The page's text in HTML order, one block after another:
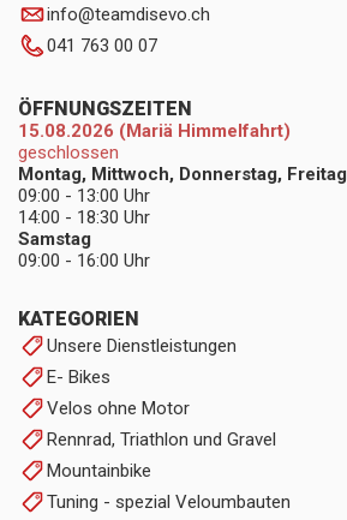
info@teamdisevo.ch
041 763 00 07
KATEGORIEN
Unsere Dienstleistungen
E- Bikes
Velos ohne Motor
Rennrad, Triathlon und Gravel
Mountainbike
Tuning - spezial Veloumbauten
ÖFFNUNGSZEITEN
15.08.2026 (Mariä Himmelfahrt)
geschlossen
Montag, Mittwoch, Donnerstag, Freitag
09:00 - 13:00 Uhr
14:00 - 18:30 Uhr
Samstag
09:00 - 16:00 Uhr